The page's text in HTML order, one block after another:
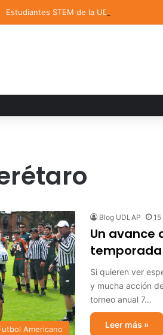
Estudiantes STEM de la UDLAP destacan
Americano
Blog UDLAP 15
Un avance
temporada
Si quieren ver
y mucha acción
torneo anual 7…
Leer más »